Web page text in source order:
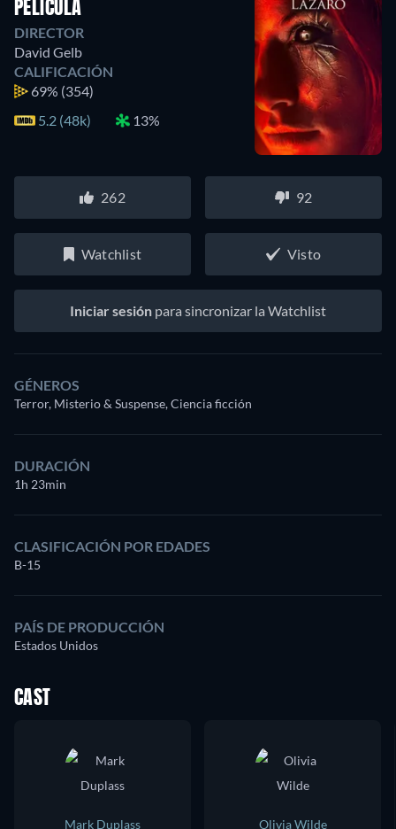
PELÍCULA
DIRECTOR
David Gelb
CALIFICACIÓN
69% (354)
5.2 (48k)
13%
262 92
Watchlist Visto
Iniciar sesión para sincronizar la Watchlist
GÉNEROS
Terror, Misterio & Suspense, Ciencia ficción
DURACIÓN
1h 23min
CLASIFICACIÓN POR EDADES
B-15
PAÍS DE PRODUCCIÓN
Estados Unidos
CAST
Mark Duplass
Olivia Wilde